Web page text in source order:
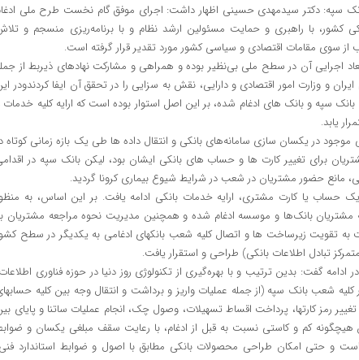
بانک سپه: دکتر سیدمهدی حسینی اظهار داشت: اجرای موفق گام نخست طرح ملی
کشور، با راهبری و حمایت مسئولین ارشد نظام و با برنامه‌ریزی منسجم و
از سوی مقامات اقتصادی و سیاسی کشور مورد تقدیر قرار گرفته است.
اجرایی آن در سطح ملی بی‌نظیر بوده و همراهی و مشارکت نهادهای ذیربط از
و وزارت امور اقتصادی و دارایی، نقش به سزایی را در تحقق آن ایفا کردندودر
سپه و بانک های ادغام شده، بر این اصل استوار بوده است که ارایه کلیه خدمات
یابد.
در یکسان سازی سامانه‌های بانکی و انتقال داده ها طی یک بازه زمانی کوتاه
مشتریان برای تغییر کارت ها و حساب های بانکی ایشان بود، لیکن بانک سپه در
مانع حضور مشتریان در شعب در شرایط شیوع بیماری کرونا گردید.
حساب یا کارت مشتری، ارایه خدمات بانکی ادامه یافت. بر این اساس، به
به مشتریان بانک‌ها و موسسه ادغام شده و همچنین مدیریت نحوه مراجعه مشتریان
تقویت زیرساخت ها و اتصال کلیه شعب بانکهای ادغامی به یکدیگر در سطح
تبادل اطلاعات بانکی) طراحی و استقرار یافت.
گفت: بدین ترتیب و با بهره‌گیری از تکنولوژی روز دنیا در حوزه فناوری
در کلیه شعب بانک سپه (از جمله عملیات واریز و برداشت و انتقال وجه بین کلیه
رمز کارتها، پرداخت اقساط تسهیلات، وصول چک، انجام عملیات ساتنا و پایای
هیچگونه کم و کاستی نسبت به قبل از ادغام، با رعایت سقف مبلغی یکسان و
و حتی امکان طراحی محصولات بانکی مطابق با اصول و ضوابط استاندارد